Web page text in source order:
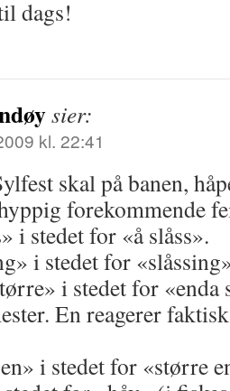
dags!
sier:
kl. 22:41
skal på banen,
forekommende
i stedet for «å slåss».
i stedet for
i stedet for
En reagerer
i stedet for «større